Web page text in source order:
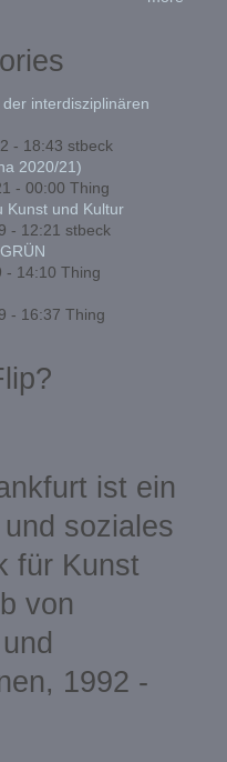
interdisziplinären
- 18:43 stbeck
2020/21)
- 00:00 Thing
Kunst und Kultur
- 12:21 stbeck
- 14:10 Thing
- 16:37 Thing
ist ein
soziales
für Kunst
von
1992 -